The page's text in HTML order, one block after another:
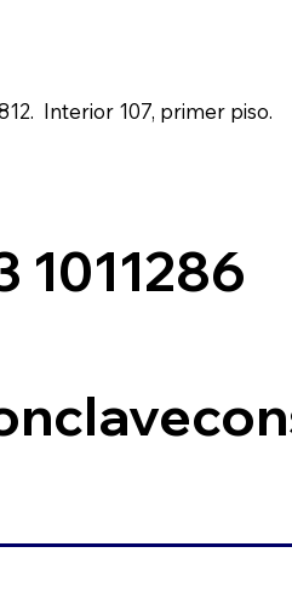
Interior 107, primer piso.
1011286